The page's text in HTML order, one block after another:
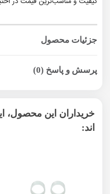
جزئیات محصول
پرسش و پاسخ (0)
خریداران این محصول،
اند: